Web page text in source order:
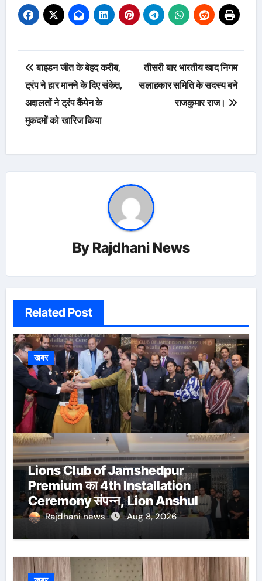
Post
navigation
बाइडन जीत के बेहद करीब,
ट्रंप ने हार मानने के दिए संकेत,
अदालतों ने ट्रंप कैंपेन के
मुकदमों को खारिज किया
तीसरी बार भारतीय खाद निगम
सलाहकार समिति के सदस्य बने
राजकुमार राज।
By Rajdhani News
Related Post
खबर
Lions Club of Jamshedpur
Premium का 4th Installation
Ceremony संपन्न, Lion Anshul
Ringasia ने संभाला अध्यक्ष पद
Rajdhani news Aug 8, 2026